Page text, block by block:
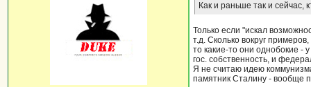
Как и раньше так и сейчас,
Только если "искал
т.д. Сколько вокруг
то какие-то они однобокие -
гос. собственность, и
Я не считаю идею
памятник Сталину - вообще